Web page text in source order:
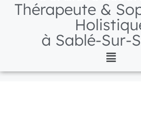
Thérapeute &
à Sablé-Sur-